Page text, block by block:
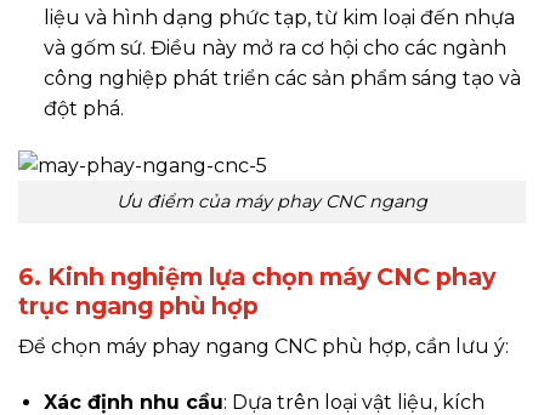
liệu và hình dạng phức tạp, từ kim loại đến nhựa
và gốm sứ. Điều này mở ra cơ hội cho các ngành
công nghiệp phát triển các sản phẩm sáng tạo và
đột phá.
Ưu điểm của máy phay CNC ngang
6. Kinh nghiệm lựa chọn máy CNC phay
trục ngang phù hợp
Để chọn máy phay ngang CNC phù hợp, cần lưu ý:
Xác định nhu cầu: Dựa trên loại vật liệu, kích